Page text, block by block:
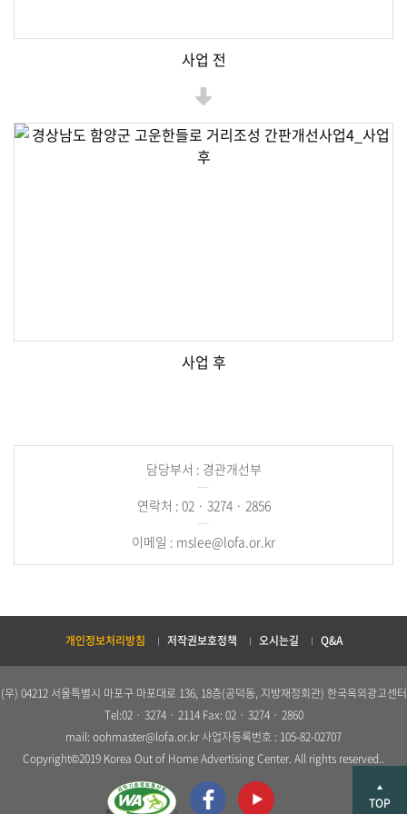
사업 전
사업 후
담당부서 : 경관개선부
연락처 : 02 · 3274 · 2856
이메일 : mslee@lofa.or.kr
개인정보처리방침 저작권보호정책 오시는길 Q&A
(우) 04212 서울특별시 마포구 마포대로 136, 18층(공덕동, 지방재정회관) 한국옥외광고센터
Tel:02 · 3274 · 2114 Fax: 02 · 3274 · 2860
mail: oohmaster@lofa.or.kr 사업자등록번호 : 105-82-02707
Copyright©2019 Korea Out of Home Advertising Center. All rights reserved..